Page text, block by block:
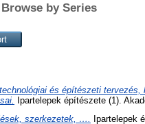
Browse by Series
és építészeti
Ipartelepek építészete (1).
szerkezetek, ….
Ipartelepek